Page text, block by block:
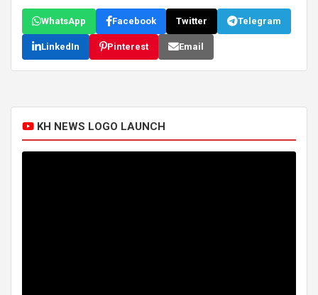
WhatsApp Facebook Twitter Telegram
LinkedIn Pinterest Email
KH NEWS LOGO LAUNCH